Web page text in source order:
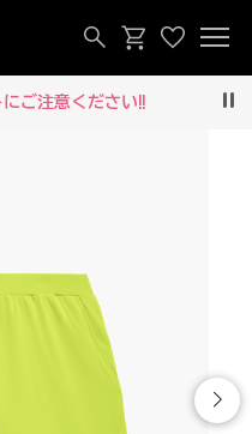
にご注意ください‼